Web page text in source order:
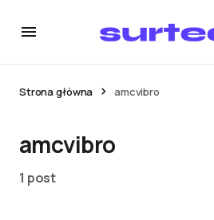
Strona główna amcvibro
amcvibro
1 post